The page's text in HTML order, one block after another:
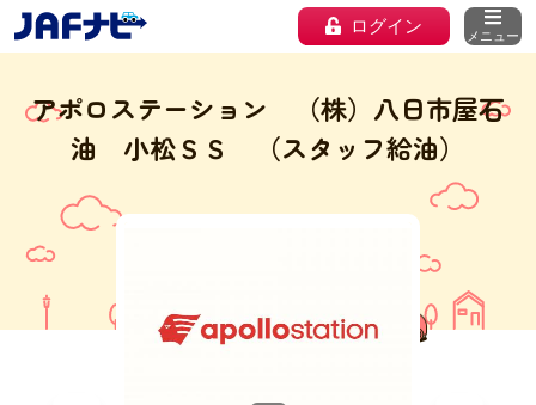
ログイン メニュー
アポロステーション （株）八日市屋石
油 小松ＳＳ （スタッフ給油）